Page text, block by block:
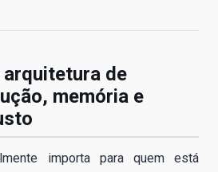
de
memória e
importa para quem está